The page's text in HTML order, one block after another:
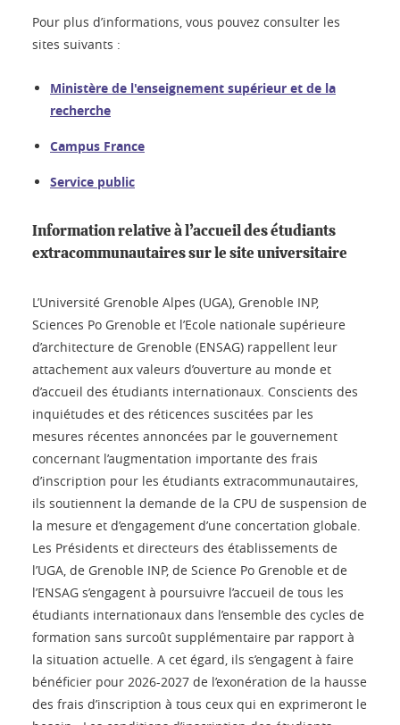
Pour plus d’informations, vous pouvez consulter les
sites suivants :
Ministère de l'enseignement supérieur et de la
recherche
Campus France
Service public
Information relative à l’accueil des étudiants
extracommunautaires sur le site universitaire
L’Université Grenoble Alpes (UGA), Grenoble INP,
Sciences Po Grenoble et l’Ecole nationale supérieure
d’architecture de Grenoble (ENSAG) rappellent leur
attachement aux valeurs d’ouverture au monde et
d’accueil des étudiants internationaux. Conscients des
inquiétudes et des réticences suscitées par les
mesures récentes annoncées par le gouvernement
concernant l’augmentation importante des frais
d’inscription pour les étudiants extracommunautaires,
ils soutiennent la demande de la CPU de suspension de
la mesure et d’engagement d’une concertation globale.
Les Présidents et directeurs des établissements de
l’UGA, de Grenoble INP, de Science Po Grenoble et de
l’ENSAG s’engagent à poursuivre l’accueil de tous les
étudiants internationaux dans l’ensemble des cycles de
formation sans surcoût supplémentaire par rapport à
la situation actuelle. A cet égard, ils s’engagent à faire
bénéficier pour 2026-2027 de l’exonération de la hausse
des frais d’inscription à tous ceux qui en exprimeront le